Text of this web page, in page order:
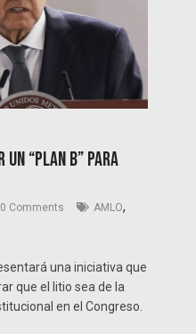
un “plan B” para
0 Comments AMLO,
una iniciativa que
que el litio sea de la
en el Congreso.